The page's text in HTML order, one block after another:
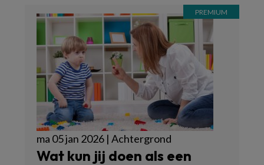
ma 05 jan 2026 | Achtergrond
Wat kun jij doen als een